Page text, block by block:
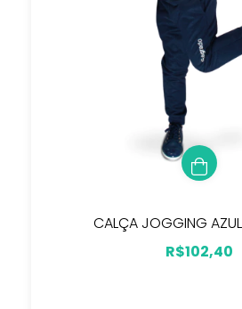
CALÇA JOGGING
R$102,40